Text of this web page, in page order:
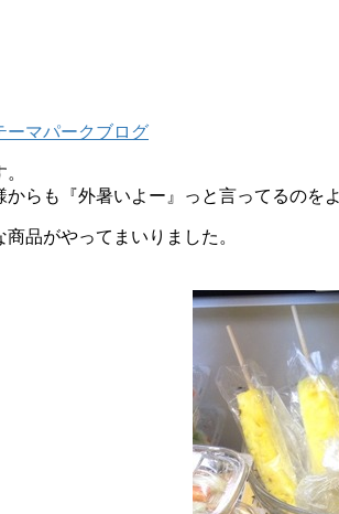
ーマパークブログ
らも『外暑いよー』っと言ってるのを
品がやってまいりました。